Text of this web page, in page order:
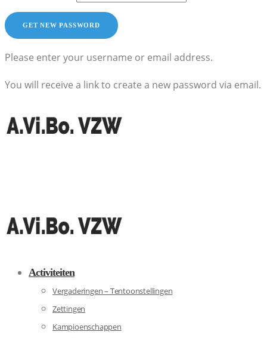
Please enter your username or email address.
You will receive a link to create a new password via email.
Activiteiten
Vergaderingen – Tentoonstellingen
Zettingen
Kampioenschappen